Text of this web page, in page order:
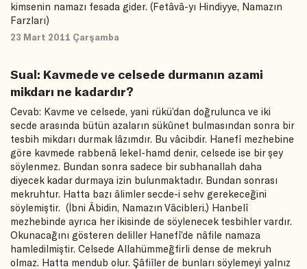
kimsenin namazı fesada gider. (Fetâvâ-yı Hindiyye, Namazın
Farzları)
23 Mart 2011 Çarşamba
Sual: Kavmede ve celsede durmanın azami
mikdarı ne kadardır?
Cevab: Kavme ve celsede, yani rükü’dan doğrulunca ve iki
secde arasında bütün azaların sükûnet bulmasından sonra bir
tesbih mikdarı durmak lâzımdır. Bu vâcibdir. Hanefî mezhebine
göre kavmede rabbenâ lekel-hamd denir, celsede ise bir şey
söylenmez. Bundan sonra sadece bir subhanallah daha
diyecek kadar durmaya izin bulunmaktadır. Bundan sonrası
mekruhtur. Hatta bazı âlimler secde-i sehv gerekeceğini
söylemiştir. (İbni Âbidin, Namazın Vâcibleri.) Hanbelî
mezhebinde ayrıca her ikisinde de söylenecek tesbihler vardır.
Okunacağını gösteren deliller Hanefî’de nâfile namaza
hamledilmiştir. Celsede Allahümmeğfirli dense de mekruh
olmaz. Hatta mendub olur. Şâfiîler de bunları söylemeyi yalnız